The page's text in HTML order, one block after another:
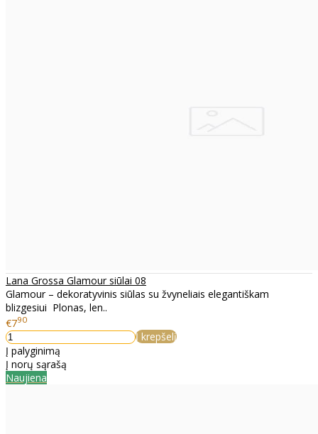
Lana Grossa Glamour siūlai 08
Glamour – dekoratyvinis siūlas su žvyneliais elegantiškam
blizgesiui Plonas, len..
€790
Į krepšelį
Į palyginimą
Į norų sąrašą
Naujiena